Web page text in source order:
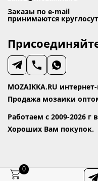
Заказы по e-mail
принимаются
MOZAIKKA.RU
Продажа мозаики
Работаем с 2009-2026 г
Хороших Вам покупок.
0